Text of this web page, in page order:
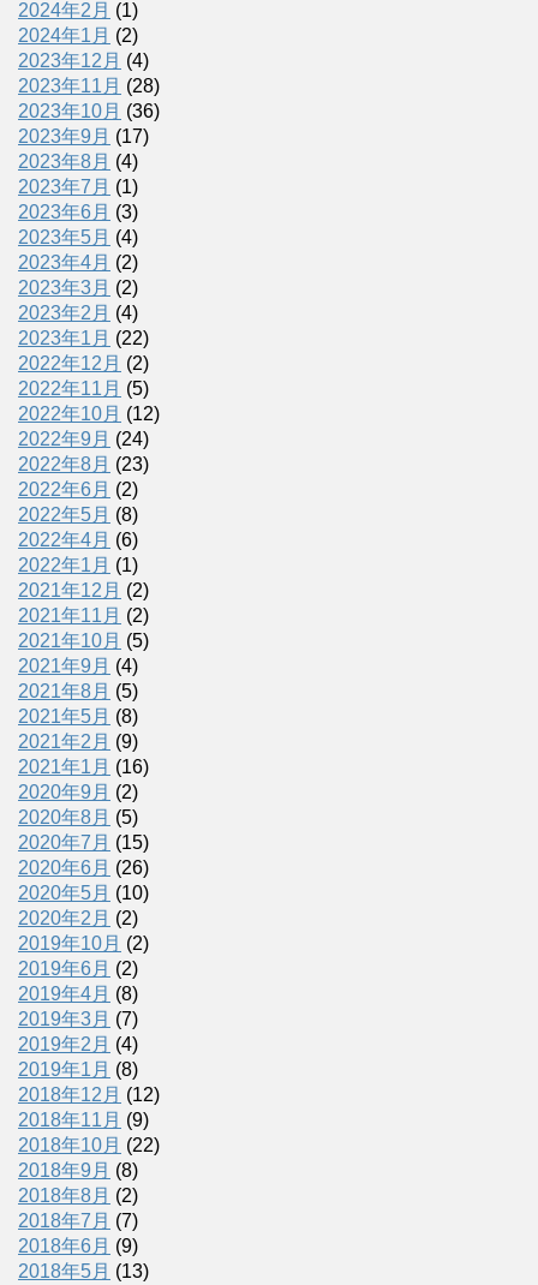
2024年2月 (1)
2024年1月 (2)
2023年12月 (4)
2023年11月 (28)
2023年10月 (36)
2023年9月 (17)
2023年8月 (4)
2023年7月 (1)
2023年6月 (3)
2023年5月 (4)
2023年4月 (2)
2023年3月 (2)
2023年2月 (4)
2023年1月 (22)
2022年12月 (2)
2022年11月 (5)
2022年10月 (12)
2022年9月 (24)
2022年8月 (23)
2022年6月 (2)
2022年5月 (8)
2022年4月 (6)
2022年1月 (1)
2021年12月 (2)
2021年11月 (2)
2021年10月 (5)
2021年9月 (4)
2021年8月 (5)
2021年5月 (8)
2021年2月 (9)
2021年1月 (16)
2020年9月 (2)
2020年8月 (5)
2020年7月 (15)
2020年6月 (26)
2020年5月 (10)
2020年2月 (2)
2019年10月 (2)
2019年6月 (2)
2019年4月 (8)
2019年3月 (7)
2019年2月 (4)
2019年1月 (8)
2018年12月 (12)
2018年11月 (9)
2018年10月 (22)
2018年9月 (8)
2018年8月 (2)
2018年7月 (7)
2018年6月 (9)
2018年5月 (13)